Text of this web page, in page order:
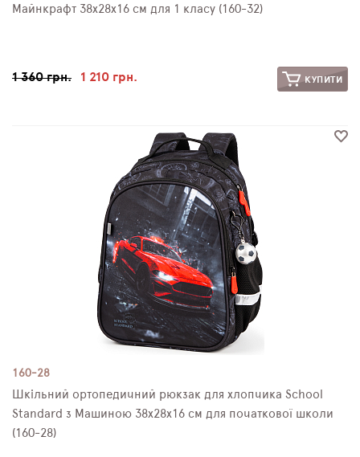
Майнкрафт 38х28х16 см для 1 класу (160-32)
1 360 грн. 1 210 грн. КУПИТИ
160-28
Шкільний ортопедичний рюкзак для хлопчика School
Standard з Машиною 38х28х16 см для початкової школи
(160-28)